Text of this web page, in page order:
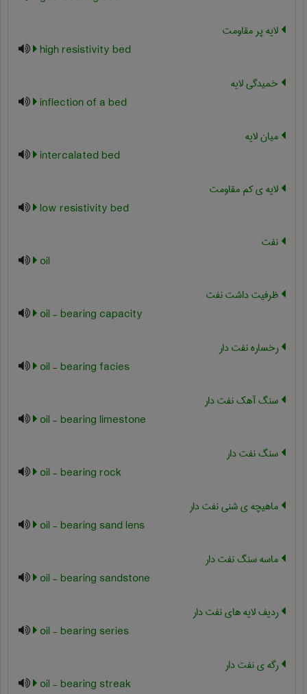
لایه پر مقاومت
high resistivity bed
خمیدگی لایه
inflection of a bed
میان لایه
intercalated bed
لایه ی کم مقاومت
low resistivity bed
نفت
oil
ظرفیت داشت نفت
oil - bearing capacity
رخساره نفت دار
oil - bearing facies
سنگ آهک نفت دار
oil - bearing limestone
سنگ نفت دار
oil - bearing rock
ماهیچه ی شنی نفت دار
oil - bearing sand lens
ماسه سنگ نفت دار
oil - bearing sandstone
ردیف لایه های نفت دار
oil - bearing series
رگه ی نفت دار
oil - bearing streak